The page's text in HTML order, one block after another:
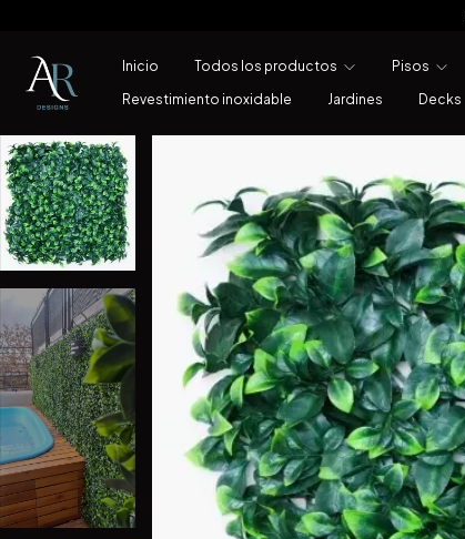
Inicio Todos los productos Pisos
Revestimiento inoxidable
Jardines Decks